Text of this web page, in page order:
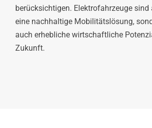
berücksichtigen. Elektrofahrzeuge
eine nachhaltige Mobilitätslösung,
auch erhebliche wirtschaftliche
Zukunft.